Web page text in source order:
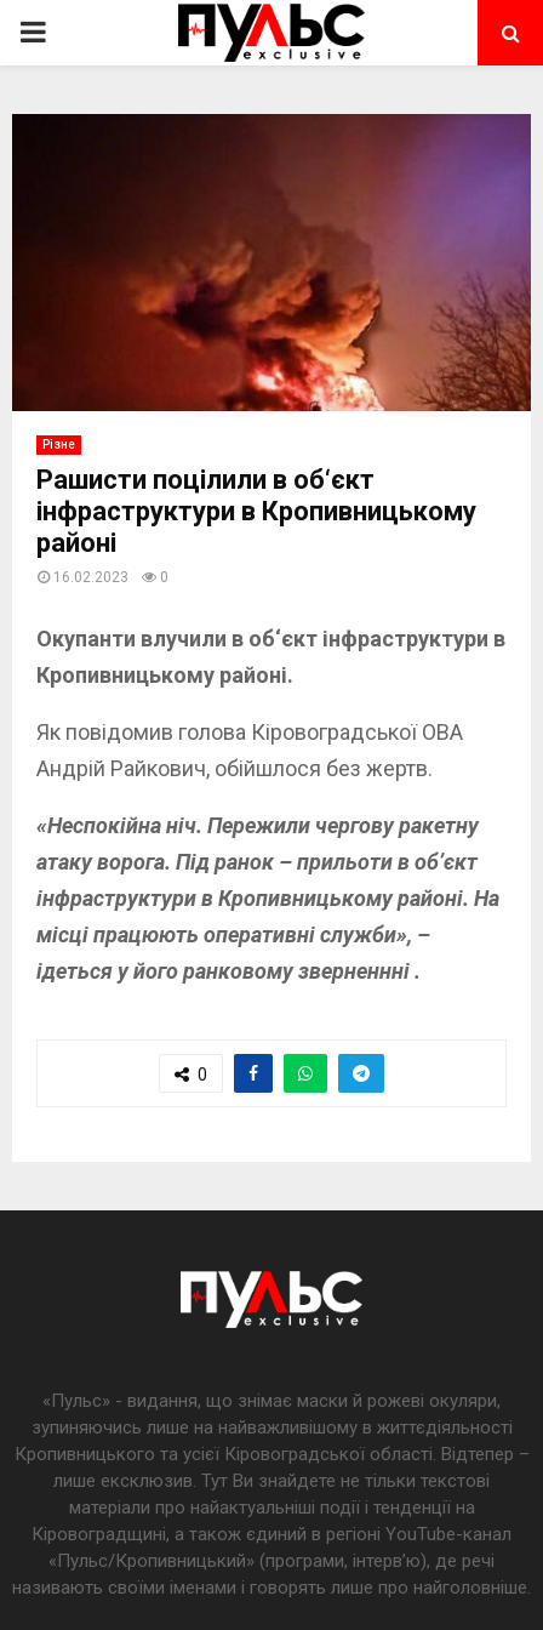
PRIMARY
Різне
Рашисти поцілили в об‘єкт
інфраструктури в Кропивницькому
районі
16.02.2023 0
Окупанти влучили в об‘єкт інфраструктури в
Кропивницькому районі.
Як повідомив голова Кіровоградської ОВА
Андрій Райкович, обійшлося без жертв.
«Неспокійна ніч. Пережили чергову ракетну
атаку ворога. Під ранок – прильоти в об’єкт
інфраструктури в Кропивницькому районі. На
місці працюють оперативні служби», –
ідеться у його ранковому зверненнні .
0
«Пульс» - видання, що знімає маски й рожеві окуляри,
зупиняючись лише на найважливішому в життєдіяльності
Кропивницького та усієї Кіровоградської області. Відтепер –
лише ексклюзив. Тут Ви знайдете не тільки текстові
матеріали про найактуальніші події і тенденції на
Кіровоградщині, а також єдиний в регіоні YouTube-канал
«Пульс/Кропивницький» (програми, інтерв’ю), де речі
називають своїми іменами і говорять лише про найголовніше.